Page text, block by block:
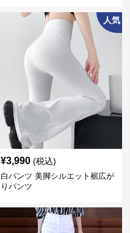
人気
¥3,990 (税込)
白パンツ 美脚シルエット裾広が
りパンツ